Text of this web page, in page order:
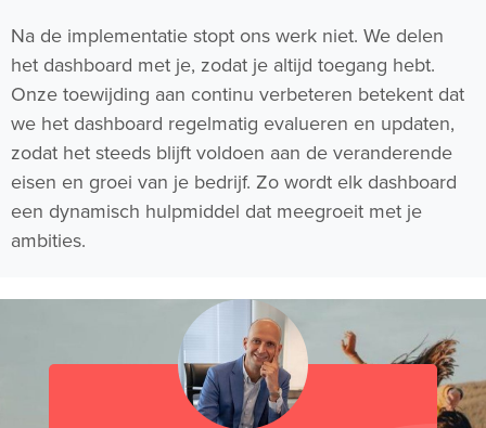
Na de implementatie stopt ons werk niet. We delen
het dashboard met je, zodat je altijd toegang hebt.
Onze toewijding aan continu verbeteren betekent dat
we het dashboard regelmatig evalueren en updaten,
zodat het steeds blijft voldoen aan de veranderende
eisen en groei van je bedrijf. Zo wordt elk dashboard
een dynamisch hulpmiddel dat meegroeit met je
ambities.